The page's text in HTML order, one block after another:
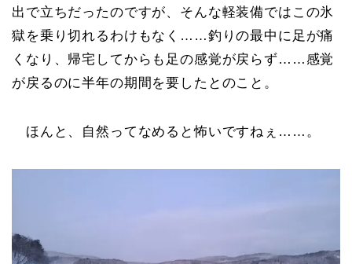
出で立ちだったのですが、そんな軽装備ではこの氷
獄を乗り切れるわけもなく……釣りの最中に足が痛
くなり、帰宅してからも足の感覚が戻らず……感覚
が戻るのに半年の期間を要したとのこと。
ほんと、自然ってなめると怖いですねぇ……。